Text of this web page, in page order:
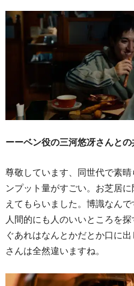
ーーベン役の三河悠冴さんとの
尊敬しています、同世代で素
ンプット量がすごい。お芝居
えてもらいました。博識なん
人間的にも人のいいところを
ぐあれはなんとかだとか口に
さんは全然違いますね。